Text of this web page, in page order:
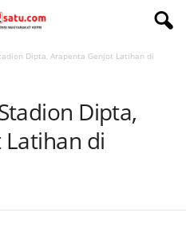
Dipta, Arapenta Genjot Latihan di
Dipta,
di